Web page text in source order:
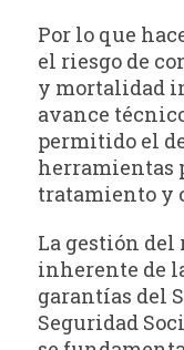
Por lo que
el riesgo de
y mortalidad
avance
permitido el
herramientas
tratamiento y
La gestión del
inherente de
garantías del
Seguridad